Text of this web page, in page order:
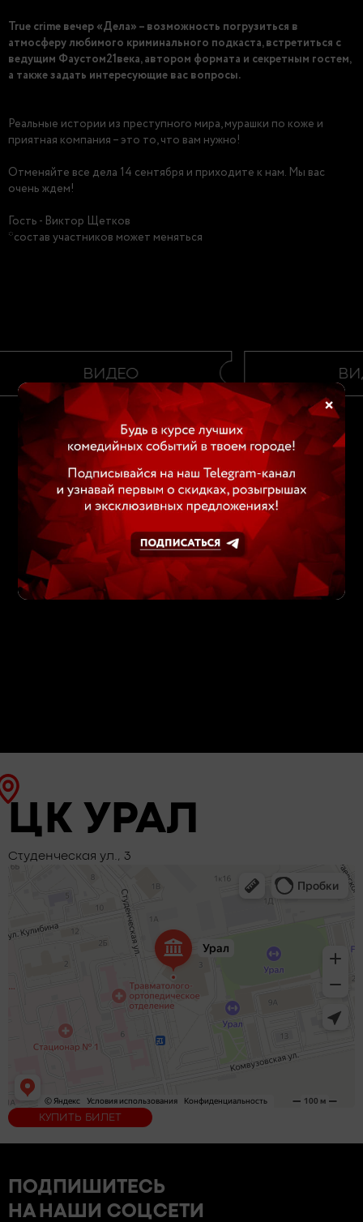
×
True crime вечер «Дела» – возможность погрузиться в
атмосферу любимого криминального подкаста, встретиться с
ведущим Фаустом21века, автором формата и секретным гостем,
а также задать интересующие вас вопросы.
Реальные истории из преступного мира, мурашки по коже и
приятная компания – это то, что вам нужно!
Отменяйте все дела 14 сентября и приходите к нам. Мы вас
очень ждем!
Гость - Виктор Щетков
*состав участников может меняться
ВИДЕО
ЦК УРАЛ
Студенческая ул., 3
КУПИТЬ БИЛЕТ
ПОДПИШИТЕСЬ
НА НАШИ СОЦСЕТИ